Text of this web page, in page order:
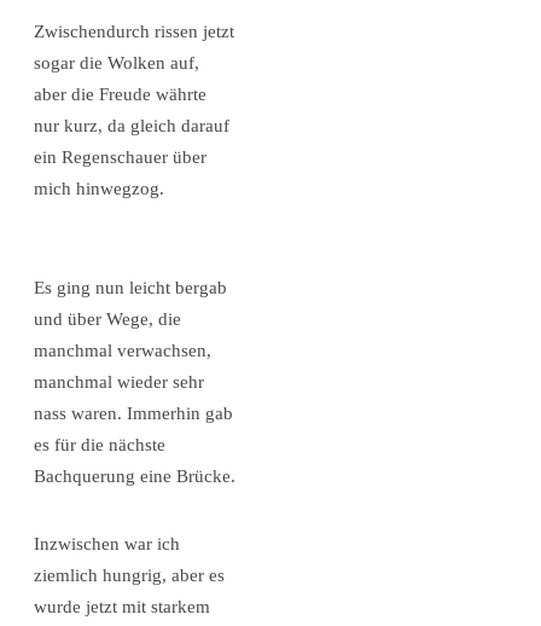
Zwischendurch rissen jetzt
sogar die Wolken auf,
aber die Freude währte
nur kurz, da gleich darauf
ein Regenschauer über
mich hinwegzog.
Es ging nun leicht bergab
und über Wege, die
manchmal verwachsen,
manchmal wieder sehr
nass waren. Immerhin gab
es für die nächste
Bachquerung eine Brücke.
Inzwischen war ich
ziemlich hungrig, aber es
wurde jetzt mit starkem